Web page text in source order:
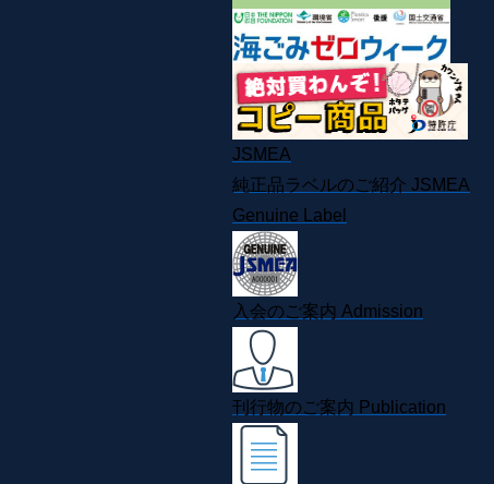
JSMEA
純正品ラベルのご紹介 JSMEA
Genuine Label
入会のご案内 Admission
刊行物のご案内 Publication